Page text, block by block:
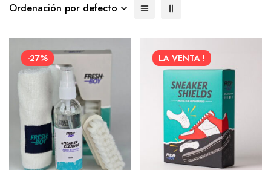
Ordenación por defecto
-27% LA VENTA !